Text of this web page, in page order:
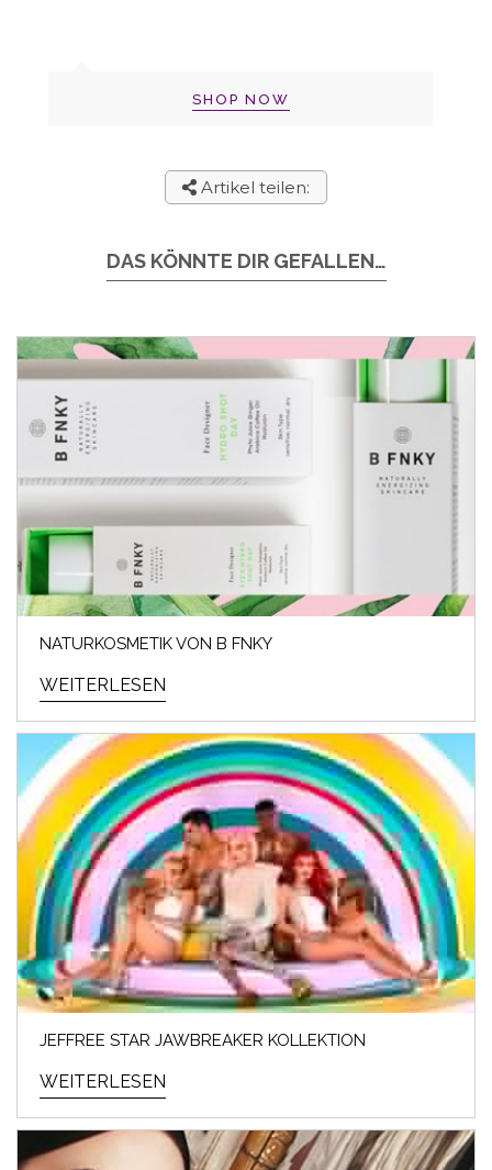
SHOP NOW
Artikel teilen:
DAS KÖNNTE DIR GEFALLEN…
NATURKOSMETIK VON B FNKY
WEITERLESEN
JEFFREE STAR JAWBREAKER KOLLEKTION
WEITERLESEN